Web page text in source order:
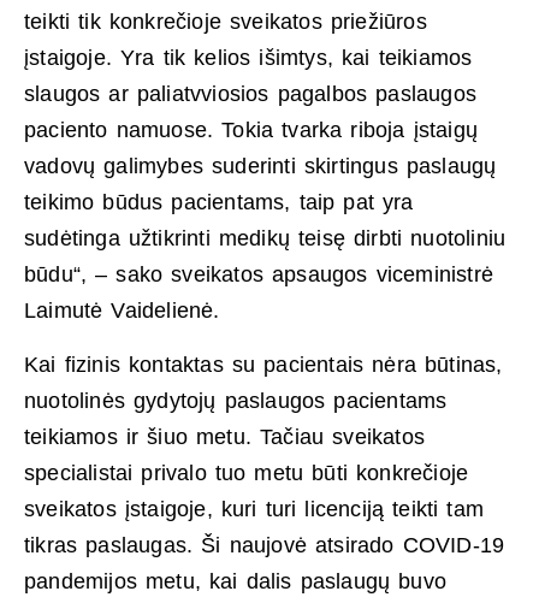
teikti tik konkrečioje sveikatos priežiūros
įstaigoje. Yra tik kelios išimtys, kai teikiamos
slaugos ar paliatvviosios pagalbos paslaugos
paciento namuose. Tokia tvarka riboja įstaigų
vadovų galimybes suderinti skirtingus paslaugų
teikimo būdus pacientams, taip pat yra
sudėtinga užtikrinti medikų teisę dirbti nuotoliniu
būdu“, – sako sveikatos apsaugos viceministrė
Laimutė Vaidelienė.
Kai fizinis kontaktas su pacientais nėra būtinas,
nuotolinės gydytojų paslaugos pacientams
teikiamos ir šiuo metu. Tačiau sveikatos
specialistai privalo tuo metu būti konkrečioje
sveikatos įstaigoje, kuri turi licenciją teikti tam
tikras paslaugas. Ši naujovė atsirado COVID-19
pandemijos metu, kai dalis paslaugų buvo